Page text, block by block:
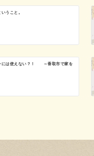
うこと。
には使えない？！ ～香取市で家を